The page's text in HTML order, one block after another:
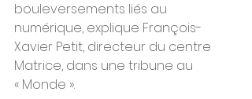
bouleversements liés au
numérique, explique François-
Xavier Petit, directeur du centre
Matrice, dans une tribune au
« Monde ».